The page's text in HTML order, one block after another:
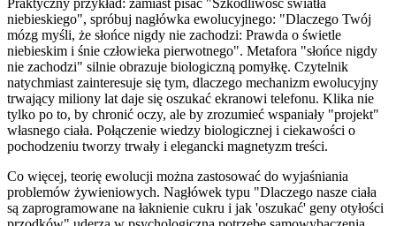
niebieskiego", spróbuj nagłówka ewolucyjnego: "Dlaczego Twój
mózg myśli, że słońce nigdy nie zachodzi: Prawda o świetle
niebieskim i śnie człowieka pierwotnego". Metafora "słońce nigdy
nie zachodzi" silnie obrazuje biologiczną pomyłkę. Czytelnik
natychmiast zainteresuje się tym, dlaczego mechanizm ewolucyjny
trwający miliony lat daje się oszukać ekranowi telefonu. Klika nie
tylko po to, by chronić oczy, ale by zrozumieć wspaniały "projekt"
własnego ciała. Połączenie wiedzy biologicznej i ciekawości o
pochodzeniu tworzy trwały i elegancki magnetyzm treści.
Co więcej, teorię ewolucji można zastosować do wyjaśniania
problemów żywieniowych. Nagłówek typu "Dlaczego nasze ciała
są zaprogramowane na łaknienie cukru i jak 'oszukać' geny otyłości